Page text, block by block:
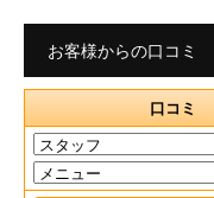
お客様からの口コミ